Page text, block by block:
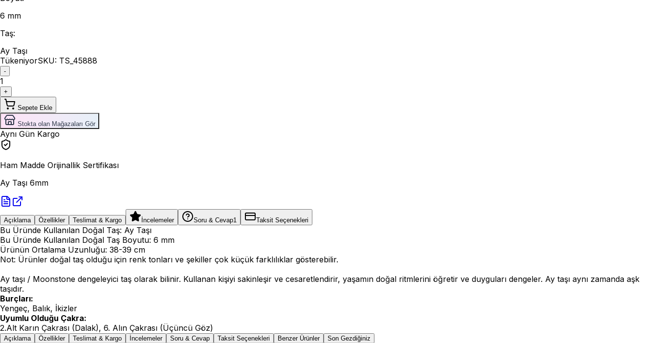
6 mm
Taş:
Ay Taşı
TükeniyorSKU: TS_45888
-
1
+
Sepete Ekle
Stokta olan Mağazaları Gör
Aynı Gün Kargo
Ham Madde Orijinallik Sertifikası
Ay Taşı 6mm
Açıklama Özellikler Teslimat & Kargo İncelemeler Soru & Cevap1 Taksit Seçenekleri
Bu Üründe Kullanılan Doğal Taş: Ay Taşı
Bu Üründe Kullanılan Doğal Taş Boyutu: 6 mm
Ürünün Ortalama Uzunluğu: 38-39 cm
Not: Ürünler doğal taş olduğu için renk tonları ve şekiller çok küçük farklılıklar gösterebilir.
Ay taşı / Moonstone dengeleyici taş olarak bilinir. Kullanan kişiyi sakinleşir ve cesaretlendirir, yaşamın doğal ritmlerini öğretir ve duyguları dengeler. Ay taşı aynı zamanda aşk
taşıdır.
Burçları:
Yengeç, Balık, İkizler
Uyumlu Olduğu Çakra:
2.Alt Karın Çakrası (Dalak), 6. Alın Çakrası (Üçüncü Göz)
Açıklama Özellikler Teslimat & Kargo İncelemeler Soru & Cevap Taksit Seçenekleri Benzer Ürünler Son Gezdiğiniz